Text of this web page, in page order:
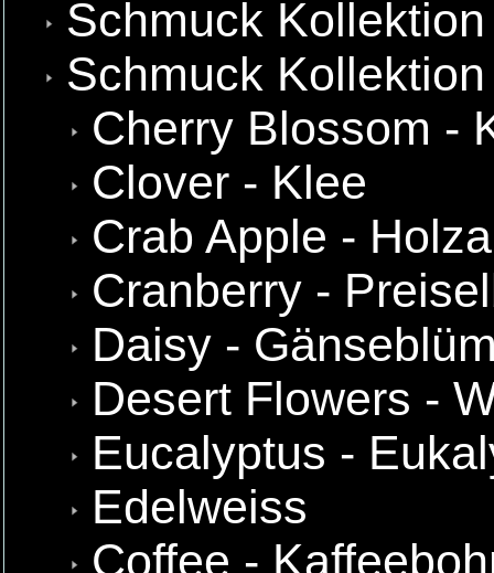
Schmuck
Schmuck
Cherry Blossom -
Clover - Klee
Crab Apple -
Cranberry -
Daisy -
Desert Flowers -
Eucalyptus -
Edelweiss
Coffee -